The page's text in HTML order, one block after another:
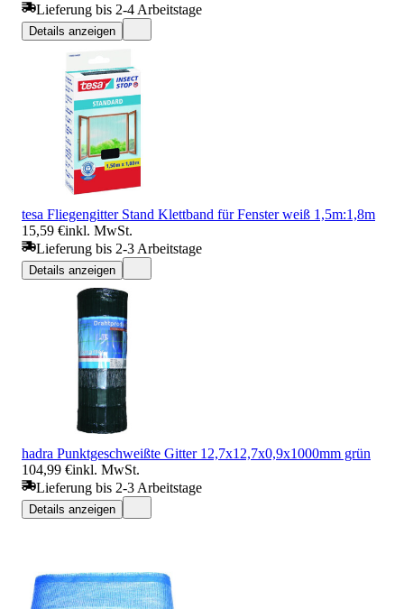
Lieferung bis 2-4 Arbeitstage
Details anzeigen
tesa Fliegengitter Stand Klettband für Fenster weiß 1,5m:1,8m
15,59 €inkl. MwSt.
Lieferung bis 2-3 Arbeitstage
Details anzeigen
hadra Punktgeschweißte Gitter 12,7x12,7x0,9x1000mm grün
104,99 €inkl. MwSt.
Lieferung bis 2-3 Arbeitstage
Details anzeigen